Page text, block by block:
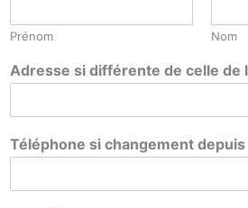
Prénom Nom
Adresse si différente de celle de
Téléphone si changement